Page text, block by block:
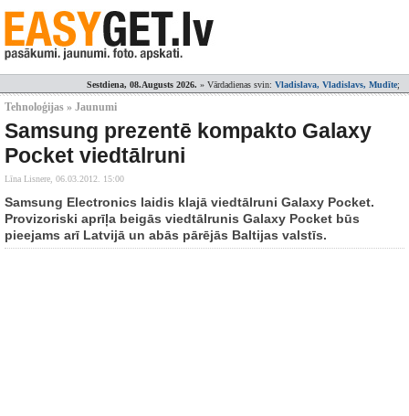
Sestdiena, 08.Augusts 2026. » Vārdadienas svin: Vladislava, Vladislavs, Mudīte;
Tehnoloģijas » Jaunumi
Samsung prezentē kompakto Galaxy
Pocket viedtālruni
Līna Lisnere, 06.03.2012. 15:00
Samsung Electronics laidis klajā viedtālruni Galaxy Pocket.
Provizoriski aprīļa beigās viedtālrunis Galaxy Pocket būs
pieejams arī Latvijā un abās pārējās Baltijas valstīs.